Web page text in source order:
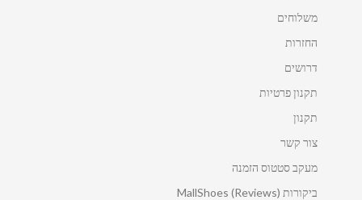
משלוחים
החזרות
דרושים
תקנון פרטיות
תקנון
צור קשר
מעקב סטטוס הזמנה
ביקורות MallShoes (Reviews)